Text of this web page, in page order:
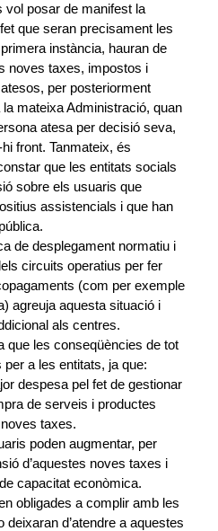
vol posar de manifest la
que seran precisament les
instància, hauran de
noves taxes, impostos i
per posteriorment
mateixa Administració, quan
atesa per decisió seva,
front. Tanmateix, és
que les entitats socials
sobre els usuaris que
assistencials i que han
de desplegament normatiu i
circuits operatius per fer
(com per exemple
agreuja aquesta situació i
als centres.
que les conseqüències de tot
a les entitats, ja que:
despesa pel fet de gestionar
de serveis i productes
taxes.
poden augmentar, per
d’aquestes noves taxes i
capacitat econòmica.
obligades a complir amb les
d’atendre a aquestes